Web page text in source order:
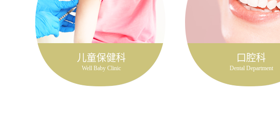
儿童保健科
Well Baby Clinic
口腔科
Dental Department